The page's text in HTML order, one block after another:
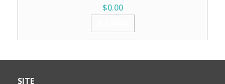
$0.00
SITE